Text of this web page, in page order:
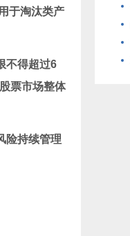
于淘汰类产
不得超过6
票市场整体
险持续管理